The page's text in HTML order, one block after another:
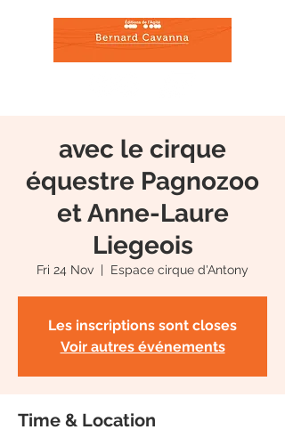
avec le cirque
équestre Pagnozoo
et Anne-Laure
Liegeois
Fri 24 Nov
  |
Espace cirque d'Antony
Les inscriptions sont closes
Voir autres événements
Time & Location